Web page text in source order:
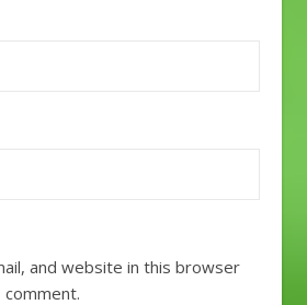
and website in this browser